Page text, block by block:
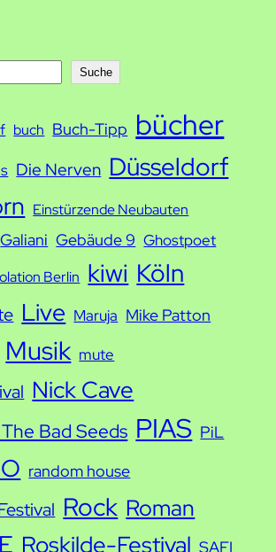
Suche
buch Buch-Tipp bücher
Die Nerven Düsseldorf
Einstürzende Neubauten
Galiani Gebäude 9 Ghostpoet
Berlin kiwi Köln
Live Maruja Mike Patton
Musik mute
Nick Cave
Bad Seeds PIAS PiL
random house
Rock Roman
Roskilde-Festival SAFI